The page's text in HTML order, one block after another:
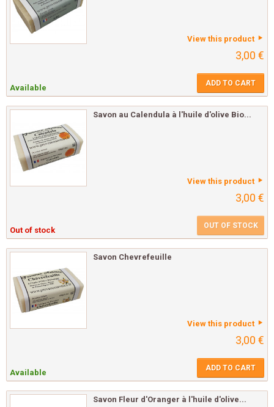
View this product
3,00 €
Available ADD TO CART
Savon au Calendula à l'huile d'olive Bio...
View this product
3,00 €
Out of stock OUT OF STOCK
Savon Chevrefeuille
View this product
3,00 €
Available ADD TO CART
Savon Fleur d'Oranger à l'huile d'olive...